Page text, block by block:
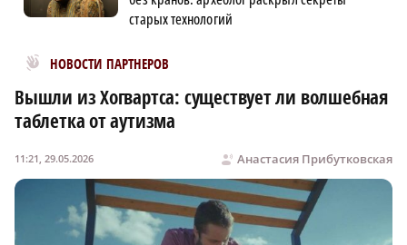
старых технологий
НОВОСТИ ПАРТНЕРОВ
Новости МирТесен
Вышли из Хогвартса: существует ли волшебная
таблетка от аутизма
Анастасия Прибутковская
11:21, 29.05.2026